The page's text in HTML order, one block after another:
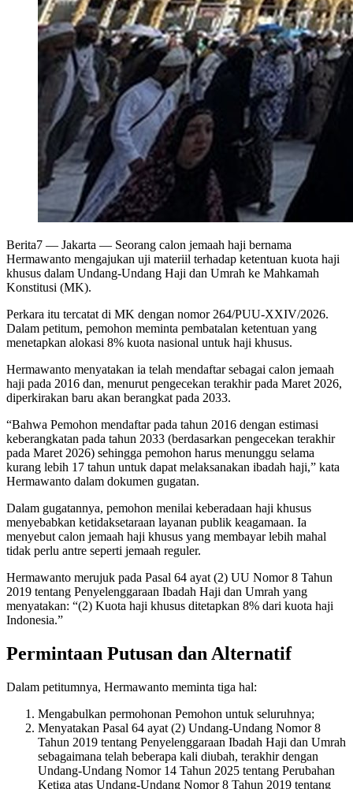
Berita7 — Jakarta — Seorang calon jemaah haji bernama
Hermawanto mengajukan uji materiil terhadap ketentuan kuota haji
khusus dalam Undang-Undang Haji dan Umrah ke Mahkamah
Konstitusi (MK).
Perkara itu tercatat di MK dengan nomor 264/PUU-XXIV/2026.
Dalam petitum, pemohon meminta pembatalan ketentuan yang
menetapkan alokasi 8% kuota nasional untuk haji khusus.
Hermawanto menyatakan ia telah mendaftar sebagai calon jemaah
haji pada 2016 dan, menurut pengecekan terakhir pada Maret 2026,
diperkirakan baru akan berangkat pada 2033.
“Bahwa Pemohon mendaftar pada tahun 2016 dengan estimasi
keberangkatan pada tahun 2033 (berdasarkan pengecekan terakhir
pada Maret 2026) sehingga pemohon harus menunggu selama
kurang lebih 17 tahun untuk dapat melaksanakan ibadah haji,” kata
Hermawanto dalam dokumen gugatan.
Dalam gugatannya, pemohon menilai keberadaan haji khusus
menyebabkan ketidaksetaraan layanan publik keagamaan. Ia
menyebut calon jemaah haji khusus yang membayar lebih mahal
tidak perlu antre seperti jemaah reguler.
Hermawanto merujuk pada Pasal 64 ayat (2) UU Nomor 8 Tahun
2019 tentang Penyelenggaraan Ibadah Haji dan Umrah yang
menyatakan: “(2) Kuota haji khusus ditetapkan 8% dari kuota haji
Indonesia.”
Permintaan Putusan dan Alternatif
Dalam petitumnya, Hermawanto meminta tiga hal:
Mengabulkan permohonan Pemohon untuk seluruhnya;
Menyatakan Pasal 64 ayat (2) Undang-Undang Nomor 8
Tahun 2019 tentang Penyelenggaraan Ibadah Haji dan Umrah
sebagaimana telah beberapa kali diubah, terakhir dengan
Undang-Undang Nomor 14 Tahun 2025 tentang Perubahan
Ketiga atas Undang-Undang Nomor 8 Tahun 2019 tentang